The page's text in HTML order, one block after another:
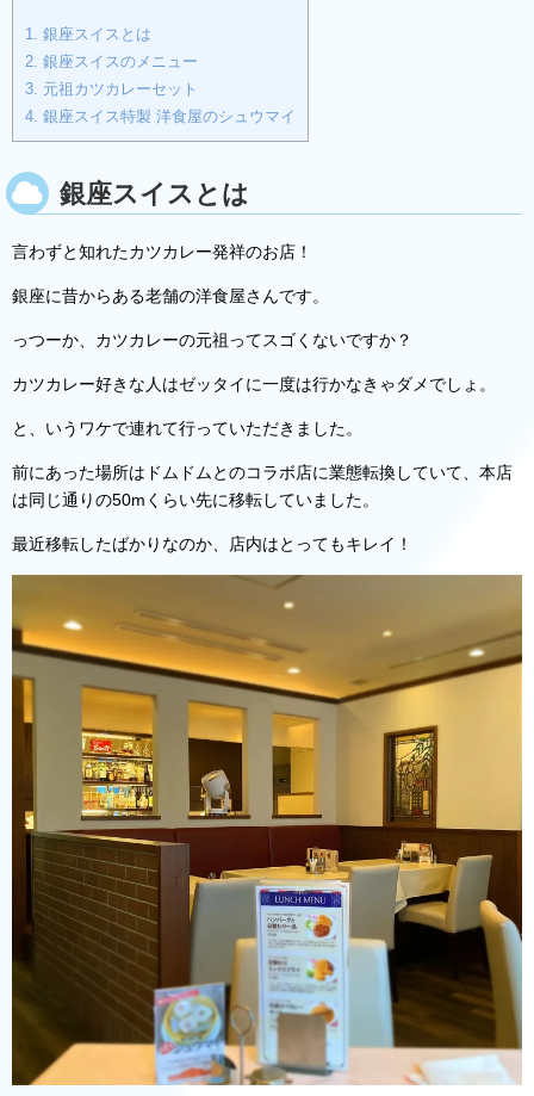
1.
銀座スイスとは
2. 銀座スイスのメニュー
3. 元祖カツカレーセット
4. 銀座スイス特製 洋食屋のシュウマイ
銀座スイスとは
言わずと知れたカツカレー発祥のお店！
銀座に昔からある老舗の洋食屋さんです。
っつーか、カツカレーの元祖ってスゴくないですか？
カツカレー好きな人はゼッタイに一度は行かなきゃダメでしょ。
と、いうワケで連れて行っていただきました。
前にあった場所はドムドムとのコラボ店に業態転換していて、本店
は同じ通りの50mくらい先に移転していました。
最近移転したばかりなのか、店内はとってもキレイ！